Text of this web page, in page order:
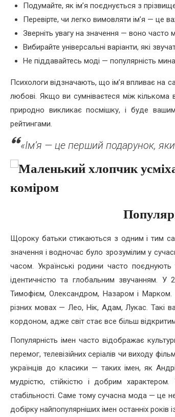
Подумайте, як ім’я поєднується з
Перевірте, чи легко вимовляти ім’я — це
Зверніть увагу на значення — воно часто
Вибирайте універсальні варіанти, які
Не піддавайтесь моді — популярність
Психологи відзначають, що ім’я впливає на
любові. Якщо ви сумніваєтеся між
природно викликає посмішку, і буде
рейтингами.
«Ім’я — це перший подарунок,
Щороку батьки стикаються з одним і тим
значення і водночас було зрозумілим у
часом. Українські родини часто
ідентичністю та глобальним звучанням. У
Тимофієм, Олександром, Назаром і Марком.
різних мовах — Лео, Нік, Адам, Лукас. Такі
кордоном, адже світ стає все більш
Популярність імен часто відображає
перемог, телевізійних серіалів чи виходу
українців до класики — таких імен, як
мудрістю, стійкістю і добрим
стабільності. Саме тому сучасна мода — це
добірку найпопулярніших імен останніх